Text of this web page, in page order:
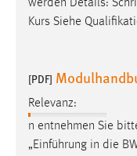
werden Details:
Kurs Siehe
[PDF]
Relevanz:
n entnehmen Sie
„Einführung in die
Conversion-
Facebook Pixel
Name: